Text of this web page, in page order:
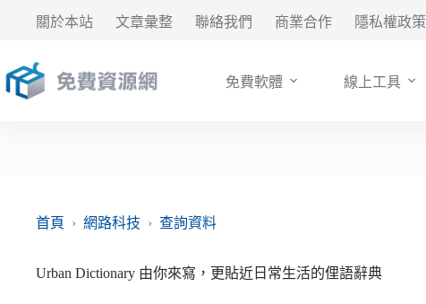
要
內
關於本站 文章彙整 聯絡我們 商業合作 隱私權政策
免費軟體 線上工具
首頁 › 網路科技 › 查詢資料
Urban Dictionary 由你來寫，更貼近日常生活的俚語辭典